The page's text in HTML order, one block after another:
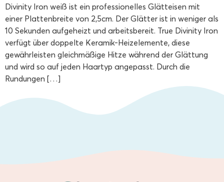
Divinity Iron weiß ist ein professionelles Glätteisen mit
einer Plattenbreite von 2,5cm. Der Glätter ist in weniger als
10 Sekunden aufgeheizt und arbeitsbereit. True Divinity Iron
verfügt über doppelte Keramik-Heizelemente, diese
gewährleisten gleichmäßige Hitze während der Glättung
und wird so auf jeden Haartyp angepasst. Durch die
Rundungen […]